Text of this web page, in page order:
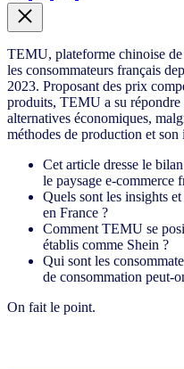
TEMU, plateforme chinoise
les consommateurs français
2023. Proposant des prix
produits, TEMU a su répondre
alternatives économiques,
méthodes de production et
Cet article dresse le
le paysage e-commerce
Quels sont les insights
en France ?
Comment TEMU se
établis comme Shein ?
Qui sont les
de consommation peut-
On fait le point.